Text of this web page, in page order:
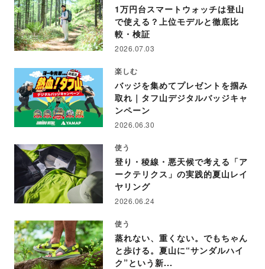
1万円台スマートウォッチは登山
で使える？上位モデルと徹底比
較・検証
2026.07.03
楽しむ
バッジを集めてプレゼントを掴み
取れ｜タフ山デジタルバッジキャ
ンペーン
2026.06.30
使う
登り・稜線・悪天候で考える「ア
ークテリクス」の実践的夏山レイ
ヤリング
2026.06.24
使う
蒸れない、重くない。でもちゃん
と歩ける。夏山に“サンダルハイ
ク”という新...